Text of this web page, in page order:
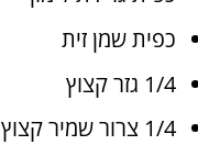
כפית שמן זית
1/4 גזר קצוץ
1/4 צרור שמיר קצוץ